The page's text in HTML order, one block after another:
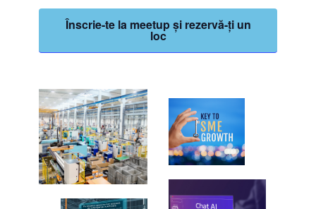
Înscrie-te la meetup și rezervă-ți un
loc